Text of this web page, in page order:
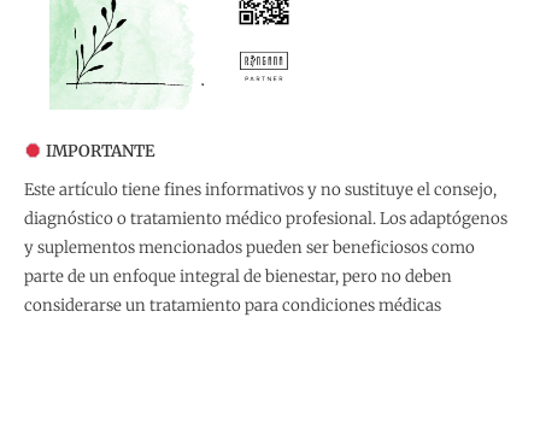
IMPORTANTE
Este artículo tiene fines informativos y no sustituye el consejo,
diagnóstico o tratamiento médico profesional. Los adaptógenos
y suplementos mencionados pueden ser beneficiosos como
parte de un enfoque integral de bienestar, pero no deben
considerarse un tratamiento para condiciones médicas